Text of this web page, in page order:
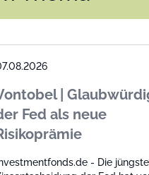
|
Fed als neue
- Die jüngste